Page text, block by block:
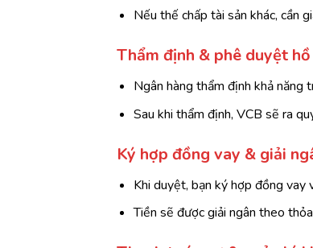
Nếu thế chấp tài sản khác, cần
Thẩm định & phê duyệt
Ngân hàng thẩm định khả năng
Sau khi thẩm định, VCB sẽ ra
Ký hợp đồng vay & giải
Khi duyệt, bạn ký hợp đồng vay
Tiền sẽ được giải ngân theo